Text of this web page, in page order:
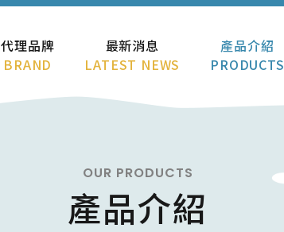
代理品牌
BRAND
最新消息
LATEST NEWS
產品介紹
PRODUCTS
OUR PRODUCTS
產品介紹